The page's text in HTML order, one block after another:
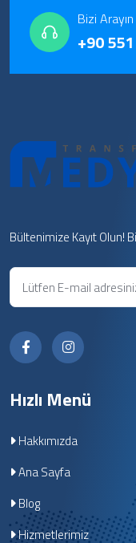
Bizi Arayın
+90
Bültenimize Kayıt Olun!
Hızlı Menü
Hakkımızda
Ana Sayfa
Blog
Hizmetlerimiz